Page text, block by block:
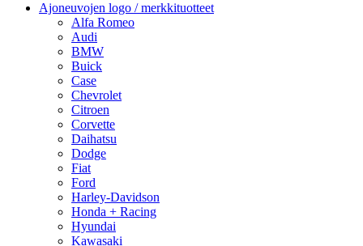
Ajoneuvojen logo / merkkituotteet
Alfa Romeo
Audi
BMW
Buick
Case
Chevrolet
Citroen
Corvette
Daihatsu
Dodge
Fiat
Ford
Harley-Davidson
Honda + Racing
Hyundai
Kawasaki